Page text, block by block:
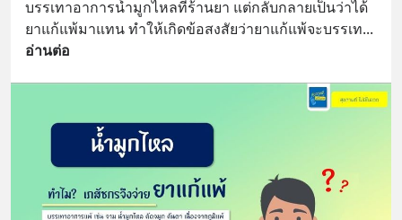
บรรเทาอาการน้ำมูกไหลที่ร้านยา แต่กลับกลายเป็นว่าได้
ยาแก้แพ้มาแทน ทำให้เกิดข้อสงสัยว่ายาแก้แพ้จะบรรเท
อ่านต่อ